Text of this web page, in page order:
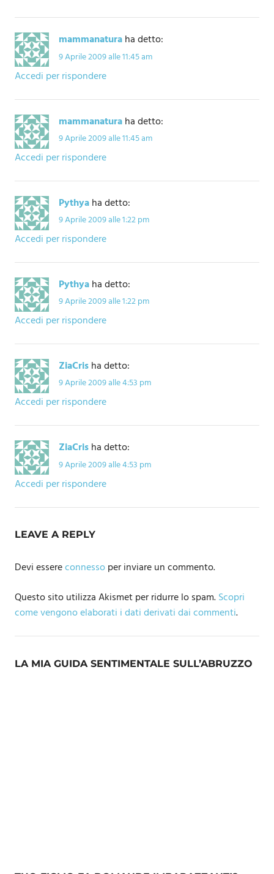
mammanaturaha detto:
9 Aprile 2009 alle 11:45 am
Accedi per rispondere
mammanaturaha detto:
9 Aprile 2009 alle 11:45 am
Accedi per rispondere
Pythyaha detto:
9 Aprile 2009 alle 1:22 pm
Accedi per rispondere
Pythyaha detto:
9 Aprile 2009 alle 1:22 pm
Accedi per rispondere
ZiaCrisha detto:
9 Aprile 2009 alle 4:53 pm
Accedi per rispondere
ZiaCrisha detto:
9 Aprile 2009 alle 4:53 pm
Accedi per rispondere
LEAVE A REPLY
Devi essereconnessoper inviare un commento.
Questo sito utilizza Akismet per ridurre lo spam.Scopri
come vengono elaborati i dati derivati dai commenti.
LA MIA GUIDA SENTIMENTALE SULL’ABRUZZO